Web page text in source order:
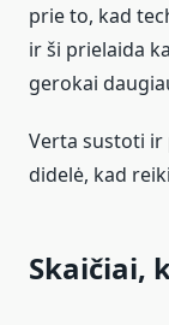
prie to, kad
ir ši prielaida
gerokai
Verta sustoti
didelė, kad
Skaičiai,